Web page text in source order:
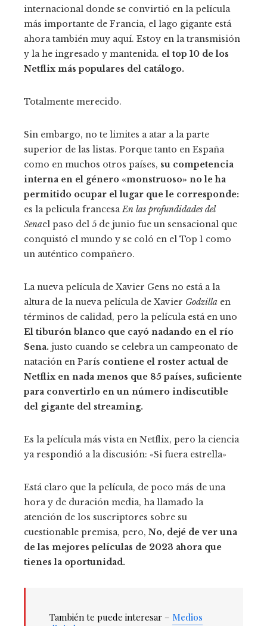
internacional donde se convirtió en la película
más importante de Francia, el lago gigante está
ahora también muy aquí. Estoy en la transmisión
y la he ingresado y mantenida. el top 10 de los
Netflix más populares del catálogo.
Totalmente merecido.
Sin embargo, no te limites a atar a la parte
superior de las listas. Porque tanto en España
como en muchos otros países, su competencia
interna en el género «monstruoso» no le ha
permitido ocupar el lugar que le corresponde:
es la pelicula francesaEn las profundidades del
Senael paso del 5 de junio fue un sensacional que
conquistó el mundo y se coló en el Top 1 como
un auténtico compañero.
La nueva película de Xavier Gens no está a la
altura de la nueva película de Xavier Godzilla en
términos de calidad, pero la película está en uno
El tiburón blanco que cayó nadando en el río
Sena. justo cuando se celebra un campeonato de
natación en París contiene el roster actual de
Netflix en nada menos que 85 países, suficiente
para convertirlo en un número indiscutible
del gigante del streaming.
Es la película más vista en Netflix, pero la ciencia
ya respondió a la discusión: «Si fuera estrella»
Está claro que la película, de poco más de una
hora y de duración media, ha llamado la
atención de los suscriptores sobre su
cuestionable premisa, pero, No, dejé de ver una
de las mejores películas de 2023 ahora que
tienes la oportunidad.
También te puede interesar – Medios